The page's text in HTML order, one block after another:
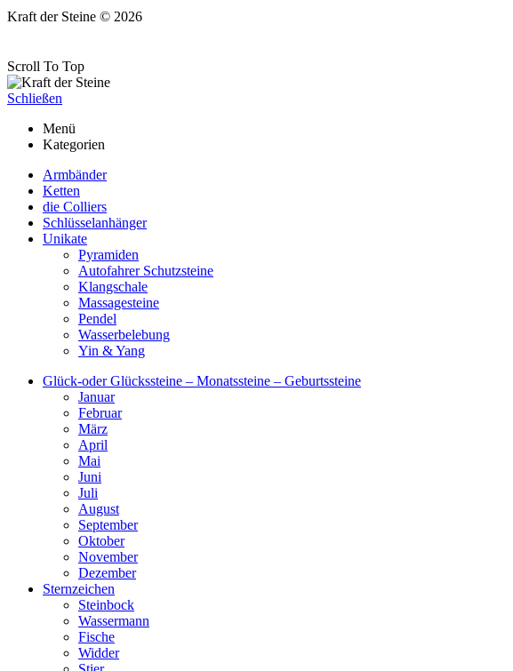
Kraft der Steine © 2026
Scroll To Top
Schließen
Menü
Kategorien
Armbänder
Ketten
die Colliers
Schlüsselanhänger
Unikate
Pyramiden
Autofahrer Schutzsteine
Klangschale
Massagesteine
Pendel
Wasserbelebung
Yin & Yang
Glück-oder Glückssteine – Monatssteine – Geburtssteine
Januar
Februar
März
April
Mai
Juni
Juli
August
September
Oktober
November
Dezember
Sternzeichen
Steinbock
Wassermann
Fische
Widder